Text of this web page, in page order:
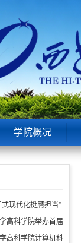
学院概况
式现代化挺膺担当”
办五四表彰大会暨
会！
高科学院举办首届
运动嘉年华” 活动
高科学院计算机科